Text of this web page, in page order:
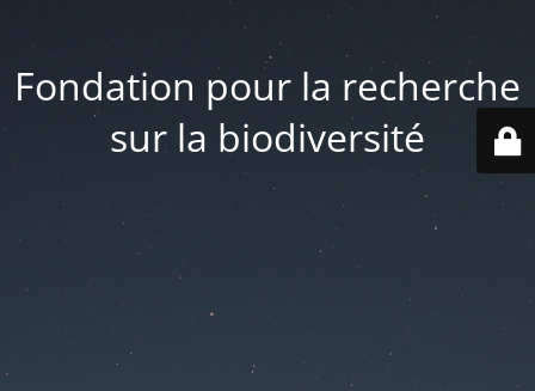
Fondation pour la recherche
sur la biodiversité